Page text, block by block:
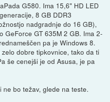
G580. Ima 15,6" HD LED
8 GB DDR3
nadgradnje do 16 GB),
GeForce GT 635M 2 GB. Ima 2-
pa je Windows 8.
dobre tipkovnice, tako da ti
še cenejši je od Asusa, je pa
ne bo težav, glede na teste.